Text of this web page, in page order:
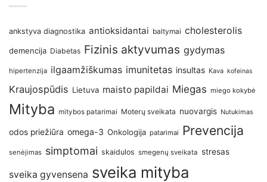
ankstyva diagnostika antioksidantai baltymai cholesterolis
demencija Diabetas Fizinis aktyvumas gydymas
hipertenzija ilgaamžiškumas imunitetas insultas Kava kofeinas
Kraujospūdis Lietuva maisto papildai Miegas miego kokybė
Mityba mitybos patarimai Moterų sveikata nuovargis Nutukimas
odos priežiūra omega-3 Onkologija patarimai Prevencija
senėjimas simptomai skaidulos smegenų sveikata stresas
sveika gyvensena sveika mityba